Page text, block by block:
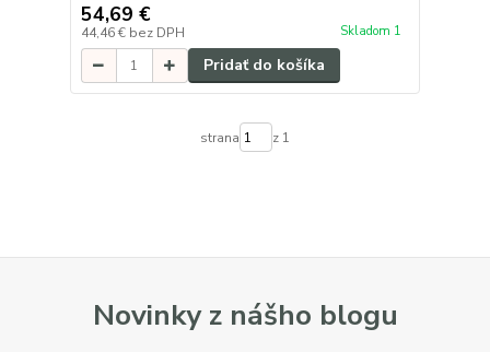
54,69 €
44,46 € bez DPH Skladom 1
Pridať do košíka
strana z 1
Novinky z nášho blogu